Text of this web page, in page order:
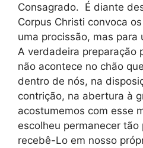
Consagrado. É diante
Corpus Christi convoca
uma procissão, mas para
A verdadeira preparação
não acontece no chão
dentro de nós, na
contrição, na abertura à
acostumemos com esse
escolheu permanecer
recebê-Lo em nosso